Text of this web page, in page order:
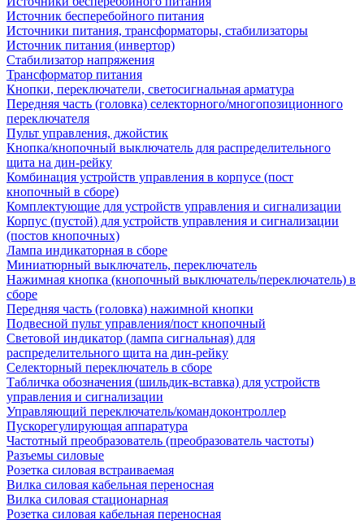
Источник бесперебойного питания
Источники питания, трансформаторы, стабилизаторы
Источник питания (инвертор)
Стабилизатор напряжения
Трансформатор питания
Кнопки, переключатели, светосигнальная арматура
Передняя часть (головка) селекторного/многопозиционного
переключателя
Пульт управления, джойстик
Кнопка/кнопочный выключатель для распределительного
щита на дин-рейку
Комбинация устройств управления в корпусе (пост
кнопочный в сборе)
Комплектующие для устройств управления и сигнализации
Корпус (пустой) для устройств управления и сигнализации
(постов кнопочных)
Лампа индикаторная в сборе
Миниатюрный выключатель, переключатель
Нажимная кнопка (кнопочный выключатель/переключатель) в
сборе
Передняя часть (головка) нажимной кнопки
Подвесной пульт управления/пост кнопочный
Световой индикатор (лампа сигнальная) для
распределительного щита на дин-рейку
Селекторный переключатель в сборе
Табличка обозначения (шильдик-вставка) для устройств
управления и сигнализации
Управляющий переключатель/командоконтроллер
Пускорегулирующая аппаратура
Частотный преобразователь (преобразователь частоты)
Разъемы силовые
Розетка силовая встраиваемая
Вилка силовая кабельная переносная
Вилка силовая стационарная
Розетка силовая кабельная переносная